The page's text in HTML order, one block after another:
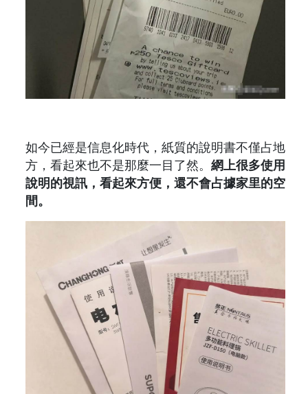
如今已經是信息化時代，紙質的說明書不僅占地
方，看起來也不是那麼一目了然。 網上很多使用
說明的視訊，看起來方便，還不會占據家里的空
間。